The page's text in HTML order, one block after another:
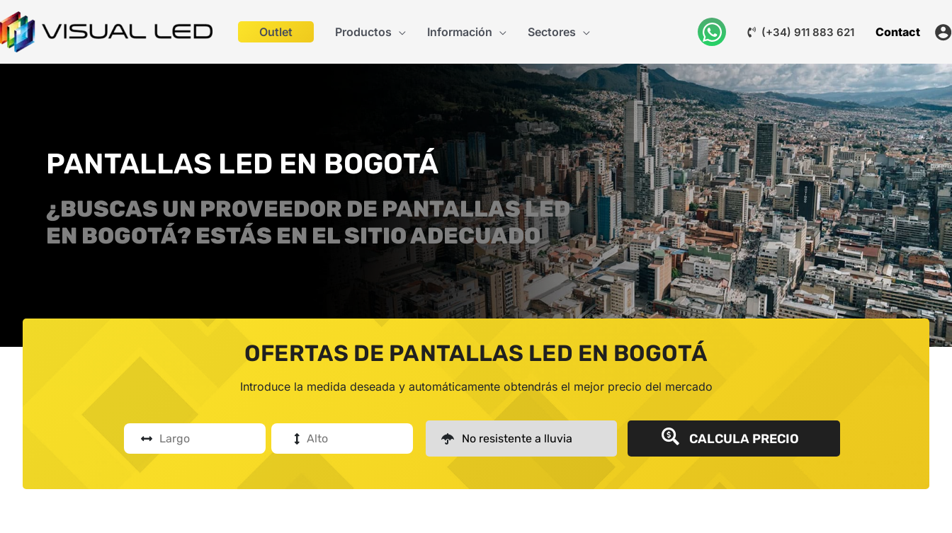
Outlet Productos Información Sectores (+34) 911 883 621 Contact
PANTALLAS LED EN BOGOTÁ
¿BUSCAS UN PROVEEDOR DE PANTALLAS LED
EN BOGOTÁ? ESTÁS EN EL SITIO ADECUADO
OFERTAS DE PANTALLAS LED EN BOGOTÁ
Introduce la medida deseada y automáticamente obtendrás el mejor precio del mercado
CALCULA PRECIO